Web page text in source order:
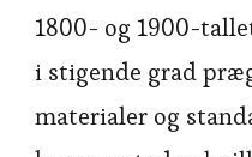
1800- og 1900-
i stigende grad
materialer og